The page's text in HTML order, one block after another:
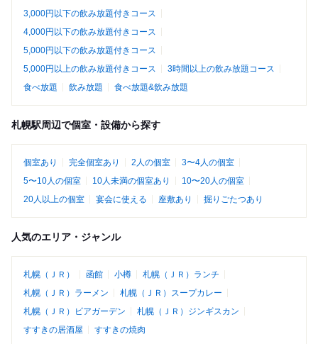
3,000円以下の飲み放題付きコース
4,000円以下の飲み放題付きコース
5,000円以下の飲み放題付きコース
5,000円以上の飲み放題付きコース
3時間以上の飲み放題コース
食べ放題
飲み放題 食べ放題&飲み放題
札幌駅周辺で個室・設備から探す
個室あり 完全個室あり 2人の個室
3〜4人の個室
5〜10人の個室
10人未満の個室あり
10〜20人の個室
20人以上の個室
宴会に使える 座敷あり 掘りごたつあり
人気のエリア・ジャンル
札幌（ＪＲ） 函館 小樽
札幌（ＪＲ）ランチ
札幌（ＪＲ）ラーメン
札幌（ＪＲ）スープカレー
札幌（ＪＲ）ビアガーデン
札幌（ＪＲ）ジンギスカン
すすきの居酒屋
すすきの焼肉